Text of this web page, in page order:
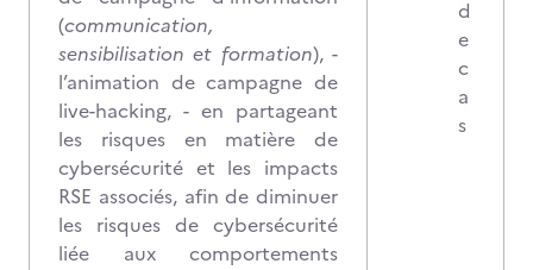
(communication,
sensibilisation et formation), -
l’animation de campagne de
live-hacking, - en partageant
les risques en matière de
cybersécurité et les impacts
RSE associés, afin de diminuer
les risques de cybersécurité
liée aux comportements
d
e
c
a
s